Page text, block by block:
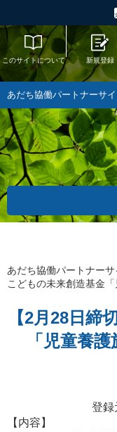
このサイトについて 新規登録
あだち協働パートナーサイ
あだち協働パートナーサ
こどもの未来創造基金
【2月28日締
「児童養
登録
【内容】